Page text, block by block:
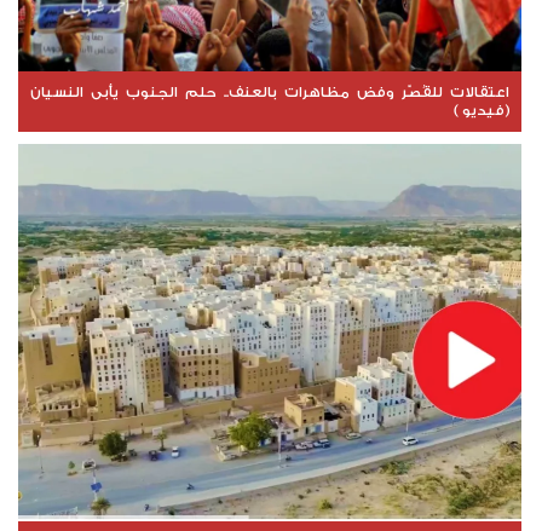
اعتقالات للقُصّر وفض مظاهرات بالعنف.. حلم الجنوب يأبى النسيان
(فيديو )